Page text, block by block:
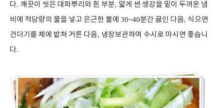
다. 깨끗이 씻은 대파뿌리와 흰 부분, 얇게 썬 생강을 밑이 두꺼운 냄
비에 적당량의 물을 넣고 은근한 불에 30~40분간 끓인 다음, 식으면
건더기를 체에 밭쳐 거른 다음, 냉장보관하며 수시로 마시면 좋습니
다.